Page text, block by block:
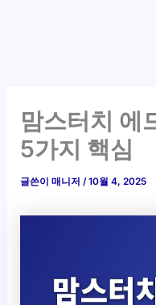
맘스터치 에
5가지 핵심
글쓴이매니저/10월 4, 2025